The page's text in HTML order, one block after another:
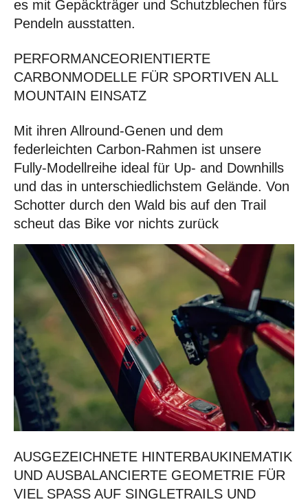
es mit Gepäckträger und Schutzblechen fürs
Pendeln ausstatten.
PERFORMANCE­ORIENTIERTE
CARBONMODELLE FÜR SPORTIVEN ALL
MOUNTAIN EINSATZ
Mit ihren Allround-Genen und dem
federleichten Carbon-Rahmen ist unsere
Fully-Modellreihe ideal für Up- and Downhills
und das in unterschiedlichstem Gelände. Von
Schotter durch den Wald bis auf den Trail
scheut das Bike vor nichts zurück
AUSGEZEICHNETE HINTERBAUKINEMATIK
UND AUSBALANCIERTE GEOMETRIE FÜR
VIEL SPASS AUF SINGLETRAILS UND